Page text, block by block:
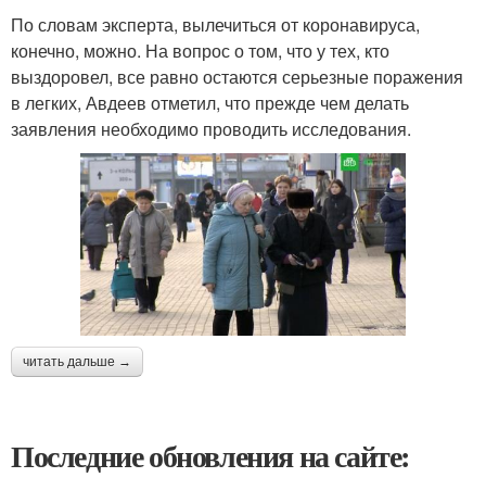
По словам эксперта, вылечиться от коронавируса,
конечно, можно. На вопрос о том, что у тех, кто
выздоровел, все равно остаются серьезные поражения
в легких, Авдеев отметил, что прежде чем делать
заявления необходимо проводить исследования.
читать дальше →
Последние обновления на сайте: